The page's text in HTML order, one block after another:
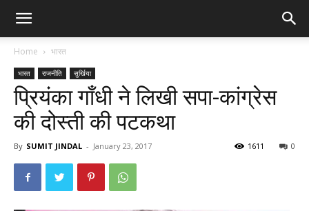
Home भारत
भारत राजनीति सुर्खिया
प्रियंका गाँधी ने लिखी सपा-कांग्रेस
की दोस्ती की पटकथा
By SUMIT JINDAL - January 23, 2017 0
1611